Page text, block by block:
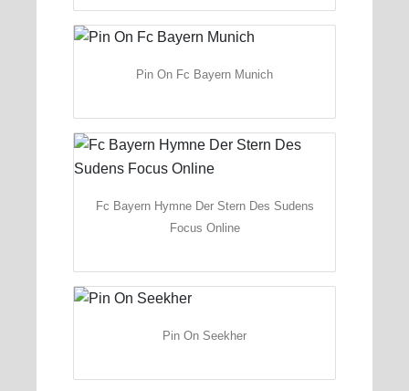
Pin On Fc Bayern Munich
Fc Bayern Hymne Der Stern Des Sudens
Focus Online
Pin On Seekher